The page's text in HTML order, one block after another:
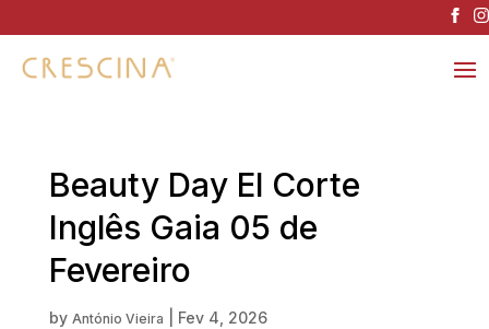
Beauty Day El Corte
Inglês Gaia 05 de
Fevereiro
by António Vieira Fev 4, 2026